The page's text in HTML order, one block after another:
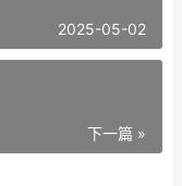
2025-05-02
下一篇 »